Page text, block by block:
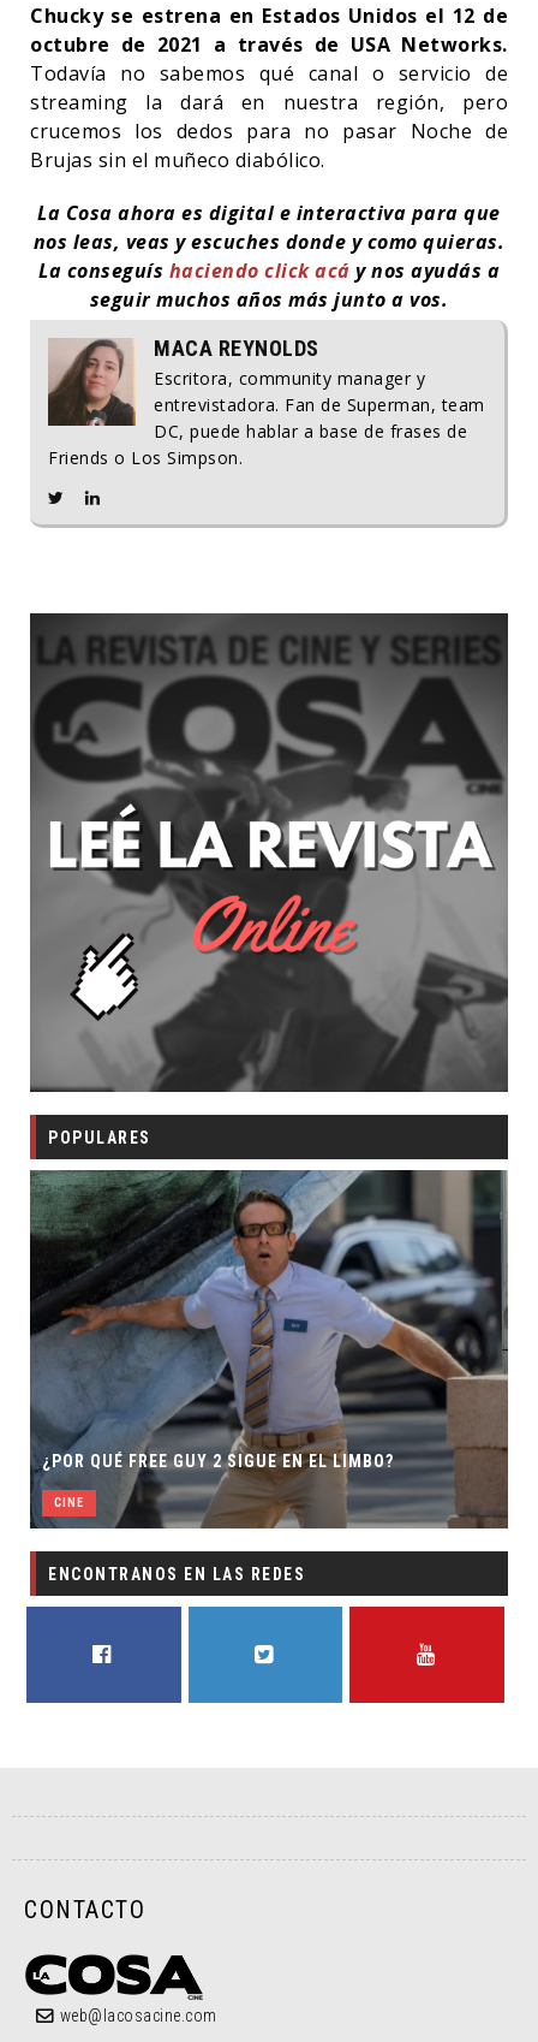
Chucky se estrena en Estados Unidos el 12 de
octubre de 2021 a través de USA Networks.
Todavía no sabemos qué canal o servicio de
streaming la dará en nuestra región, pero
crucemos los dedos para no pasar Noche de
Brujas sin el muñeco diabólico.
La Cosa ahora es digital e interactiva para que
nos leas, veas y escuches donde y como quieras.
La conseguís haciendo click acá y nos ayudás a
seguir muchos años más junto a vos.
MACA REYNOLDS
Escritora, community manager y
entrevistadora. Fan de Superman, team
DC, puede hablar a base de frases de
Friends o Los Simpson.
POPULARES
¿POR QUÉ FREE GUY 2 SIGUE EN EL LIMBO?
CINE
ENCONTRANOS EN LAS REDES
CONTACTO
web@lacosacine.com